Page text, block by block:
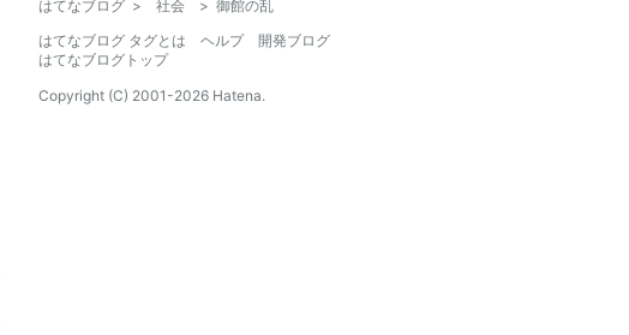
はてなブログ > 社会 > 御館の乱
はてなブログ タグとは
ヘルプ
開発ブログ
はてなブログトップ
Copyright (C) 2001-2026 Hatena.